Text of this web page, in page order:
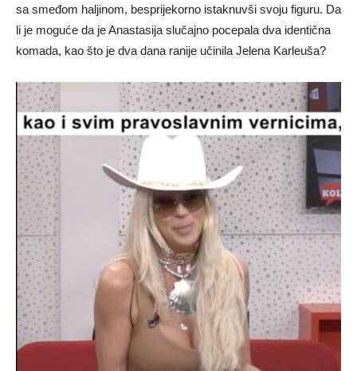
sa smeđom haljinom, besprijekorno istaknuvši svoju figuru. Da
li je moguće da je Anastasija slučajno pocepala dva identična
komada, kao što je dva dana ranije učinila Jelena Karleuša?